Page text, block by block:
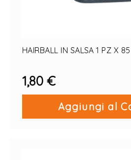
HAIRBALL IN SALSA 1 PZ X
1,80 €
Aggiungi al